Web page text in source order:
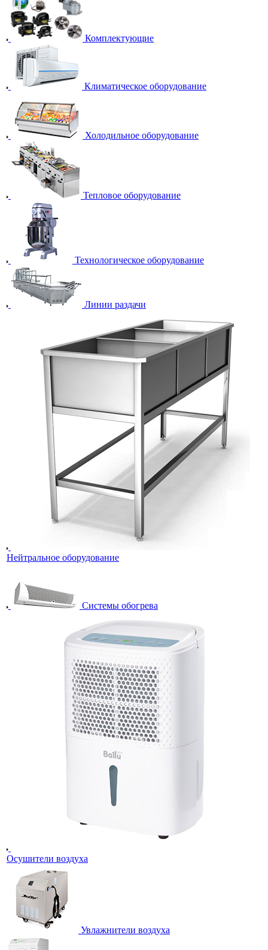
Комплектующие
Климатическое оборудование
Холодильное оборудование
Тепловое оборудование
Технологическое оборудование
Линии раздачи
Нейтральное оборудование
Системы обогрева
Осушители воздуха
Увлажнители воздуха